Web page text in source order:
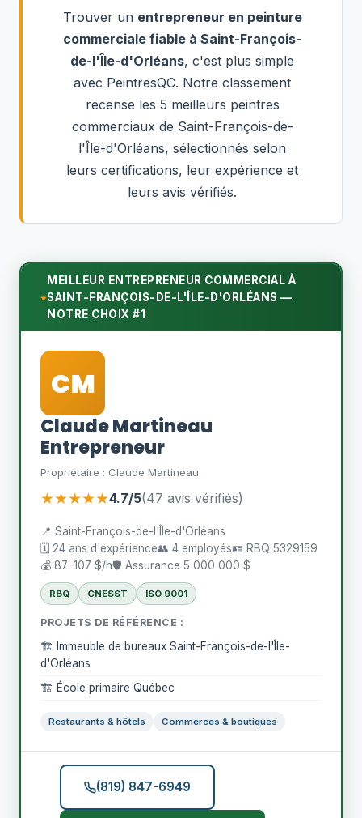
Trouver un entrepreneur en peinture
commerciale fiable à Saint-François-
de-l'Île-d'Orléans, c'est plus simple
avec PeintresQC. Notre classement
recense les 5 meilleurs peintres
commerciaux de Saint-François-de-
l'Île-d'Orléans, sélectionnés selon
leurs certifications, leur expérience et
leurs avis vérifiés.
MEILLEUR ENTREPRENEUR COMMERCIAL À
SAINT-FRANÇOIS-DE-L'ÎLE-D'ORLÉANS —
NOTRE CHOIX #1
CM
Claude Martineau
Entrepreneur
Propriétaire : Claude Martineau
★★★★★4.7/5(47 avis vérifiés)
📍 Saint-François-de-l'Île-d'Orléans
🗓️ 24 ans d'expérience👥 4 employés🪪 RBQ 5329159
💰 87–107 $/h🛡️ Assurance 5 000 000 $
RBQ CNESST ISO 9001
PROJETS DE RÉFÉRENCE :
🏗️ Immeuble de bureaux Saint-François-de-l'Île-
d'Orléans
🏗️ École primaire Québec
Restaurants & hôtels Commerces & boutiques
(819) 847-6949